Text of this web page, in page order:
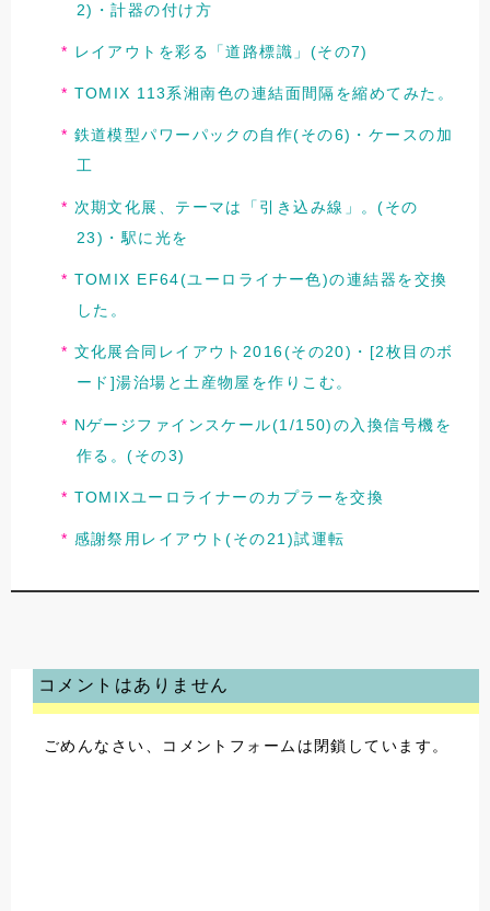
2)・計器の付け方
レイアウトを彩る「道路標識」(その7)
TOMIX 113系湘南色の連結面間隔を縮めてみた。
鉄道模型パワーパックの自作(その6)・ケースの加
工
次期文化展、テーマは「引き込み線」。(その
23)・駅に光を
TOMIX EF64(ユーロライナー色)の連結器を交換
した。
文化展合同レイアウト2016(その20)・[2枚目のボ
ード]湯治場と土産物屋を作りこむ。
Nゲージファインスケール(1/150)の入換信号機を
作る。(その3)
TOMIXユーロライナーのカプラーを交換
感謝祭用レイアウト(その21)試運転
コメントはありません
ごめんなさい、コメントフォームは閉鎖しています。